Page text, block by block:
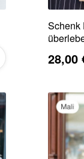
Schenk
28,00